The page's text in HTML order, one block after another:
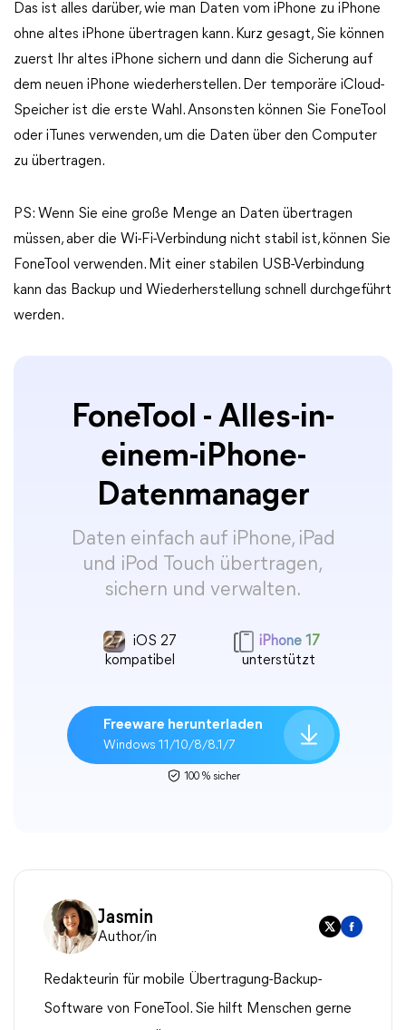
Das ist alles darüber, wie man Daten vom iPhone zu iPhone
ohne altes iPhone übertragen kann. Kurz gesagt, Sie können
zuerst Ihr altes iPhone sichern und dann die Sicherung auf
dem neuen iPhone wiederherstellen. Der temporäre iCloud-
Speicher ist die erste Wahl. Ansonsten können Sie FoneTool
oder iTunes verwenden, um die Daten über den Computer
zu übertragen.
PS: Wenn Sie eine große Menge an Daten übertragen
müssen, aber die Wi-Fi-Verbindung nicht stabil ist, können Sie
FoneTool verwenden. Mit einer stabilen USB-Verbindung
kann das Backup und Wiederherstellung schnell durchgeführt
werden.
FoneTool - Alles-in-
einem-iPhone-
Datenmanager
Daten einfach auf iPhone, iPad
und iPod Touch übertragen,
sichern und verwalten.
iOS 27
kompatibel
iPhone 17
unterstützt
Freeware herunterladen
Windows 11/10/8/8.1/7
100 % sicher
Jasmin
Author/in
Redakteurin für mobile Übertragung-Backup-
Software von FoneTool. Sie hilft Menschen gerne